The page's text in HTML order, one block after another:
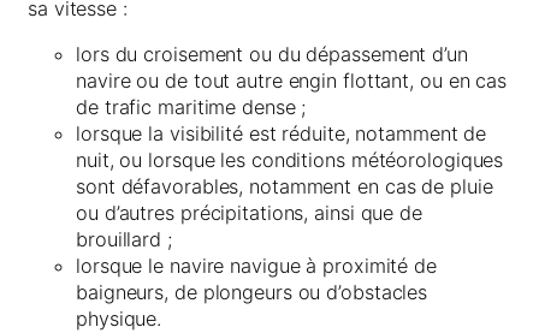
sa vitesse :
lors du croisement ou du dépassement d’un
navire ou de tout autre engin flottant, ou en cas
de trafic maritime dense ;
lorsque la visibilité est réduite, notamment de
nuit, ou lorsque les conditions météorologiques
sont défavorables, notamment en cas de pluie
ou d’autres précipitations, ainsi que de
brouillard ;
lorsque le navire navigue à proximité de
baigneurs, de plongeurs ou d’obstacles
physique.